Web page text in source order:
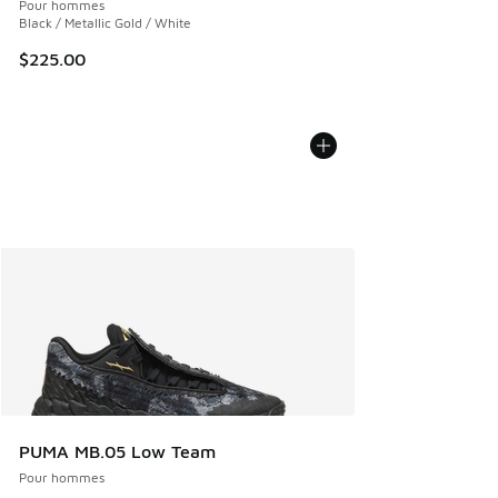
Pour hommes
Black / Metallic Gold / White
$225.00
PUMA MB.05 Low Team
Pour hommes